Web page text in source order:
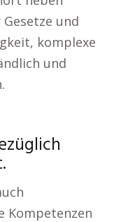
und
komplexe
und
Kompetenzen